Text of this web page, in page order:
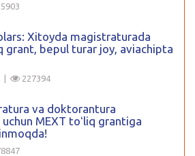
Xitoyda magistraturada
grant, bepul turar joy, aviachipta
| 227394
va doktorantura
MEXT toʻliq grantiga